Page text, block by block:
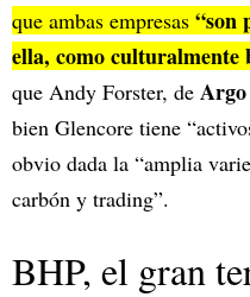
que ambas empresas “son
ella, como culturalmente
que Andy Forster, de Argo
bien Glencore tiene
obvio dada la “amplia
carbón y trading”.​
BHP, el gran